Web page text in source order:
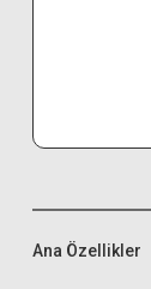
Ana Özellikler